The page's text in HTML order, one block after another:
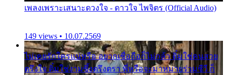
เพลงเพราะเสนาะดวงใจ - ดาวใจ ไพจิตร (Official Audio)
149 views • 10.07.2569
ไม่เคยรักใครแน่หรือ อยากเชื่อถือก็ไม่กล้า ติ๋มใช่คนสวย
ตรึงใจ ติ๋มใช่งามซึ้งตรึงตรา พี่หรือจะมาหมายร่วมชีวี ก็